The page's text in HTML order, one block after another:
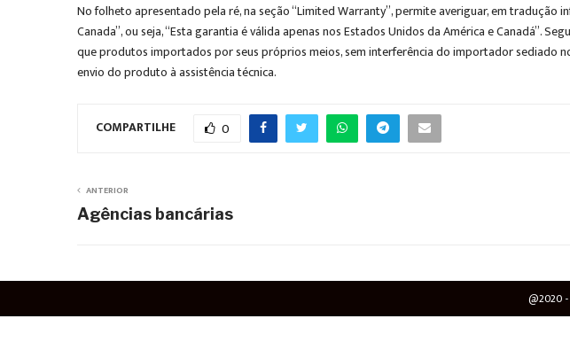
No folheto apresentado pela ré, na seção “Limited Warranty”, permite averiguar, em
Canada”, ou seja, “Esta garantia é válida apenas nos Estados Unidos da América e Canadá”.
que produtos importados por seus próprios meios, sem interferência do importador sediado
envio do produto à assistência técnica.
COMPARTILHE 0
ANTERIOR
Agências bancárias
@2020